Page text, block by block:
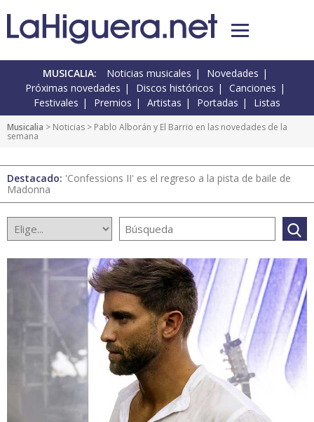
MUSICALIA: Noticias musicales
Novedades
Próximas novedades
Discos históricos
Canciones
Festivales
Premios Artistas Portadas Listas
Musicalia > Noticias > Pablo Alborán y El Barrio en las novedades de la
semana
Destacado: 'Confessions II' es el regreso a la pista de baile de
Madonna